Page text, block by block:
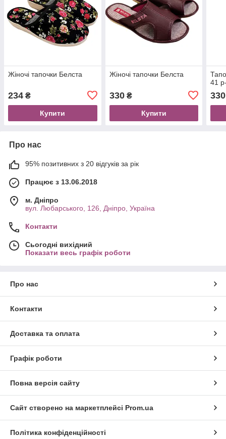
Жіночі тапочки Белста
234 ₴
Купити
Жіночі тапочки Белста
330₴
Купити
41
330
Про нас
95% позитивних з 20 відгуків за рік
Працює з 13.06.2018
м. Дніпро
вул. Любарського, 126, Дніпро, Україна
Контакти
Сьогодні вихідний
Показати весь графік роботи
Про нас
Контакти
Доставка та оплата
Графік роботи
Повна версія сайту
Сайт створено на маркетплейсі Prom.ua
Політика конфіденційності